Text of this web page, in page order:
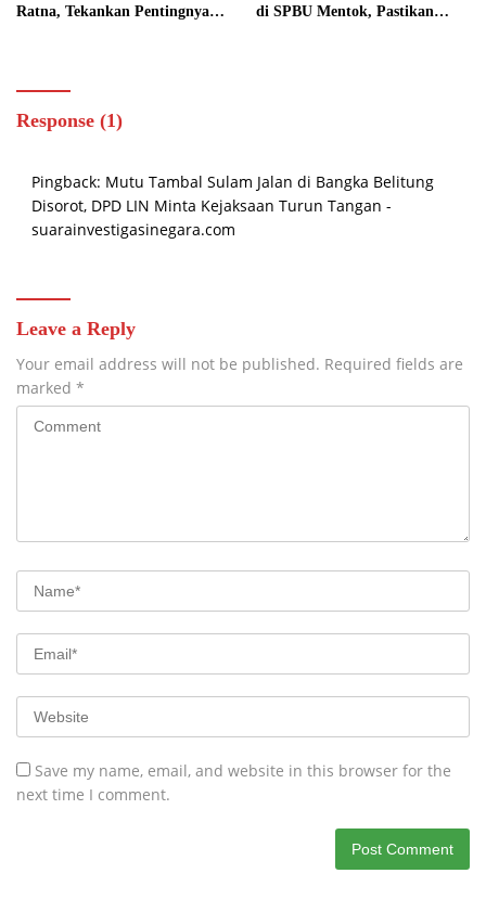
Ratna, Tekankan Pentingnya
di SPBU Mentok, Pastikan
Response (1)
Pingback: Mutu Tambal Sulam Jalan di Bangka Belitung
Disorot, DPD LIN Minta Kejaksaan Turun Tangan -
suarainvestigasinegara.com
Leave a Reply
Your email address will not be published. Required fields are
marked *
Save my name, email, and website in this browser for the
next time I comment.